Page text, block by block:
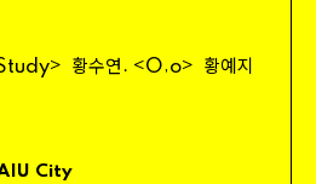
> 황수연. <O,o> 황예지
City